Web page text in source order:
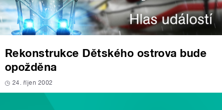
Rekonstrukce Dětského ostrova bude
opožděna
24. říjen 2002